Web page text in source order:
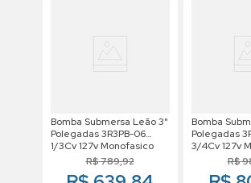
Bomba Submersa Leão 3"
Polegadas 3R3PB-06
1/3Cv 127v Monofasico
R$789,92
Bomba
Polegadas
3/4Cv 127v
R$